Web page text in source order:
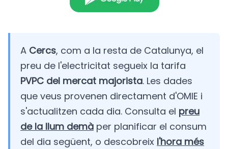
A Cercs, com a la resta de Catalunya, el
preu de l'electricitat segueix la tarifa
PVPC del mercat majorista. Les dades
que veus provenen directament d'OMIE i
s'actualitzen cada dia. Consulta el preu
de la llum demà per planificar el consum
del dia següent, o descobreix l'hora més